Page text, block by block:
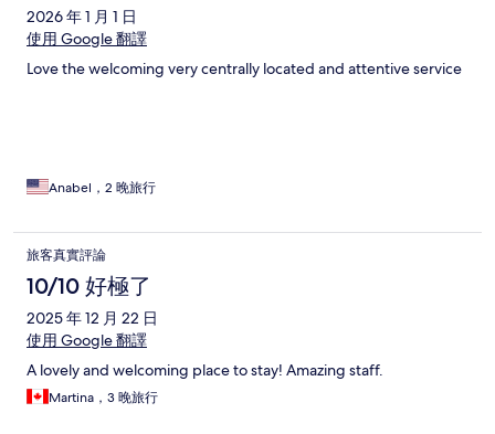
2026 年 1 月 1 日
使用 Google 翻譯
Love the welcoming very centrally located and attentive service
Anabel，2 晚旅行
旅客真實評論
10/10 好極了
2025 年 12 月 22 日
使用 Google 翻譯
A lovely and welcoming place to stay! Amazing staff.
Martina，3 晚旅行